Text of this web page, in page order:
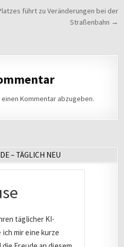
führt zu Veränderungen bei der
Straßenbahn →
Kommentar abzugeben.
– TÄGLICH NEU